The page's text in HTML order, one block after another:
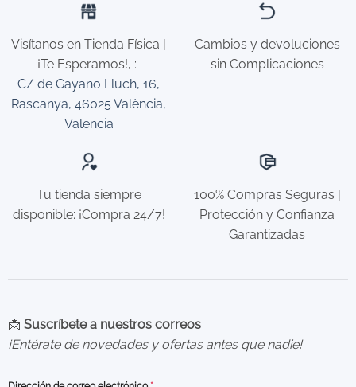
Visítanos en Tienda Física |
¡Te Esperamos!, :
C/ de Gayano Lluch, 16,
Rascanya, 46025 València,
Valencia
Cambios y devoluciones
sin Complicaciones
Tu tienda siempre
disponible: ¡Compra 24/7!
100% Compras Seguras |
Protección y Confianza
Garantizadas
📩 Suscríbete a nuestros correos
¡Entérate de novedades y ofertas antes que nadie!